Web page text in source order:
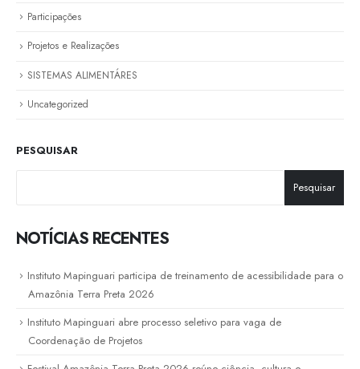
Participações
Projetos e Realizações
SISTEMAS ALIMENTÁRES
Uncategorized
PESQUISAR
Pesquisar
NOTÍCIAS RECENTES
Instituto Mapinguari participa de treinamento de acessibilidade para o
Amazônia Terra Preta 2026
Instituto Mapinguari abre processo seletivo para vaga de
Coordenação de Projetos